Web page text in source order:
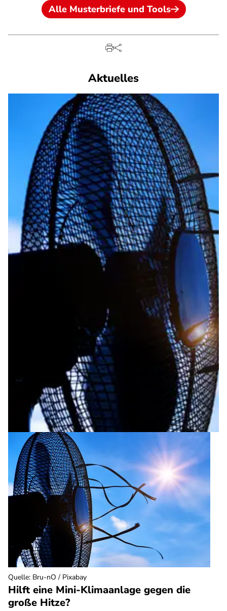
Alle Musterbriefe und Tools
Aktuelles
Hilft eine Mini-Klimaanlage gegen die
große Hitze?
Quelle: Bru-nO / Pixabay